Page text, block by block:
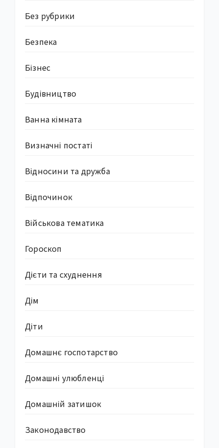
Без рубрики
Безпека
Бізнес
Будівництво
Ванна кімната
Визначні постаті
Відносини та дружба
Відпочинок
Військова тематика
Гороскоп
Дієти та схуднення
Дім
Діти
Домашнє госпотарство
Домашні улюбленці
Домашній затишок
Законодавство